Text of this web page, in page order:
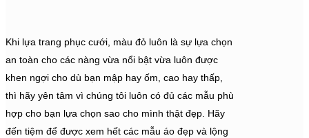
Khi lựa trang phục cưới, màu đỏ luôn là sự lựa chọn
an toàn cho các nàng vừa nổi bật vừa luôn được
khen ngợi cho dù bạn mập hay ốm, cao hay thấp,
thì hãy yên tâm vì chúng tôi luôn có đủ các mẫu phù
hợp cho bạn lựa chọn sao cho mình thật đẹp. Hãy
đến tiệm để được xem hết các mẫu áo đẹp và lộng